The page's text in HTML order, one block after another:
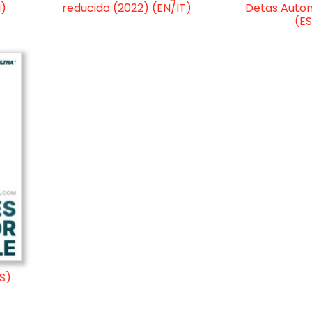
reducido (2022) (EN/IT)
Detas